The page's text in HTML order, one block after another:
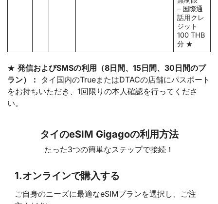
– 国際通
話用クレ
ジット
100 THB
分 ★
★ 発信およびSMSの利用（8日間、15日間、30日間のプ
ラン）：
タイ国内のTrueまたはDTACの店舗にパスポート
をお持ちいただき、1回限りの本人確認を行ってくださ
い。
タイのeSIM Gigagoの利用方法
たった3つの簡単なステップで接続！
1.オンラインで購入する
ご自身のニーズに最適なeSIMプランを選択し、ご注